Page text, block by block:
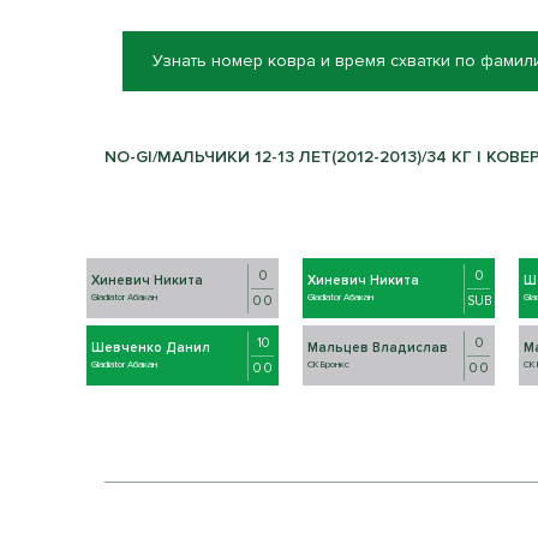
Узнать номер ковра и время схватки по
NO-GI/МАЛЬЧИКИ 12-13 ЛЕТ(2012-2013)/34 КГ |
Хиневич Никита
Gladiator Абакан
0
0 0
Шевченко Данил
Gladiator Абакан
10
0 0
Хиневич Никита
Gladiator Абакан
0
SUB
Мальцев Владислав
СК Бронкс
0
0 0
СК